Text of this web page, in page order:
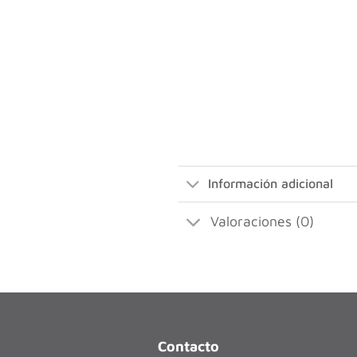
Información adicional
Valoraciones (0)
Contacto